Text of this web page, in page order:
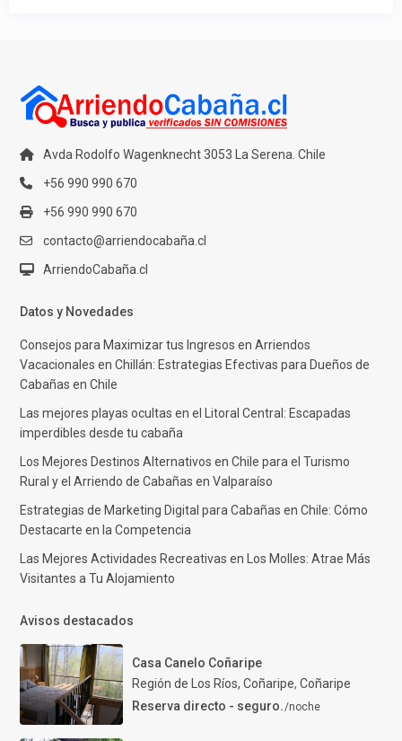
Avda Rodolfo Wagenknecht 3053 La Serena. Chile
+56 990 990 670
+56 990 990 670
contacto@arriendocabaña.cl
ArriendoCabaña.cl
Datos y Novedades
Consejos para Maximizar tus Ingresos en Arriendos
Vacacionales en Chillán: Estrategias Efectivas para Dueños de
Cabañas en Chile
Las mejores playas ocultas en el Litoral Central: Escapadas
imperdibles desde tu cabaña
Los Mejores Destinos Alternativos en Chile para el Turismo
Rural y el Arriendo de Cabañas en Valparaíso
Estrategias de Marketing Digital para Cabañas en Chile: Cómo
Destacarte en la Competencia
Las Mejores Actividades Recreativas en Los Molles: Atrae Más
Visitantes a Tu Alojamiento
Avisos destacados
Casa Canelo Coñaripe
Región de Los Ríos, Coñaripe, Coñaripe
Reserva directo - seguro./noche